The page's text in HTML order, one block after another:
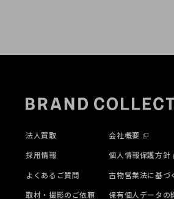
法人買取
採用情報
よくあるご質問
取材・撮影のご依頼
会社概要
個人情報保護方針
古物営業法に基づ
保有個人データの